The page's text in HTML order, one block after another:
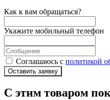
Как к вам обращаться?
Укажите мобильный телефон
Соглашаюсь с политикой
Оставить заявку
С этим товаром